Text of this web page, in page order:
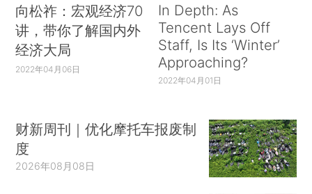
向松祚：宏观经济70
讲，带你了解国内外
经济大局
2022年04月06日
In Depth: As
Tencent Lays Off
Staff, Is Its ‘Winter’
Approaching?
2022年04月01日
财新周刊｜优化摩托车报废制
度
2026年08月08日